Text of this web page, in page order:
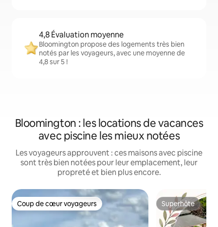
4,8 Évaluation moyenne
Bloomington propose des logements très bien
notés par les voyageurs, avec une moyenne de
4,8 sur 5 !
Bloomington : les locations de vacances
avec piscine les mieux notées
Les voyageurs approuvent : ces maisons avec piscine
sont très bien notées pour leur emplacement, leur
propreté et bien plus encore.
Coup de cœur voyageurs
Coup de cœur voyageurs Superhôte
Superhôte